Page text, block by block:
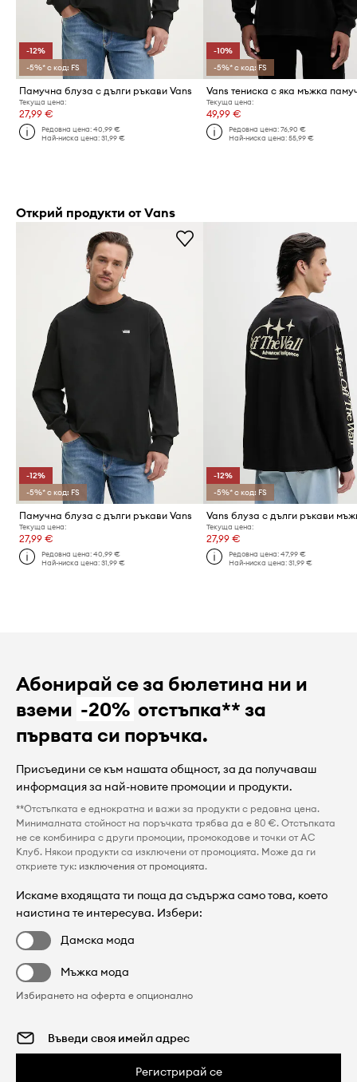
-12%
-5%* с код: FS
Памучна блуза с дълги ръкави Vans
Текуща цена:
27,99 €
Редовна цена:40,99 €
Най-ниска цена:31,99 €
-10%
-5%* с код: FS
Vans тениска с яка мъжка
Текуща цена:
49,99 €
Редовна цена: 76,90 €
Най-ниска цена: 55,99 €
Открий продукти от Vans
-12%
-5%* с код: FS
Памучна блуза с дълги ръкави Vans
Текуща цена:
27,99 €
Редовна цена:40,99 €
Най-ниска цена:31,99 €
-12%
-5%* с код: FS
Текуща цена:
27,99 €
Редовна цена: 47,99 €
Най-ниска цена: 31,99 €
Абонирай се за бюлетина ни и
вземи -20% отстъпка** за
първата си поръчка.
Присъедини се към нашата общност, за да получаваш
информация за най-новите промоции и продукти.
**Отстъпката е еднократна и важи за продукти с редовна цена.
Минималната стойност на поръчката трябва да е 80 €. Отстъпката
не се комбинира с други промоции, промокодове и точки от AC
Клуб. Някои продукти са изключени от промоцията. Може да ги
откриете тук: изключения от промоцията.
Искаме входящата ти поща да съдържа само това, което
наистина те интересува. Избери:
Дамска мода
Мъжка мода
Избирането на оферта е опционално
Регистрирай се